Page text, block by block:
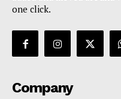
one click.
Company